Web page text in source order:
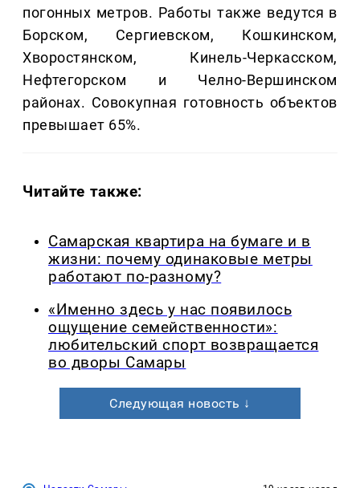
погонных метров. Работы также ведутся в
Борском, Сергиевском, Кошкинском,
Хворостянском, Кинель-Черкасском,
Нефтегорском и Челно-Вершинском
районах. Совокупная готовность объектов
превышает 65%.
Читайте также:
Самарская квартира на бумаге и в
жизни: почему одинаковые метры
работают по-разному?
«Именно здесь у нас появилось
ощущение семейственности»:
любительский спорт возвращается
во дворы Самары
Следующая новость ↓